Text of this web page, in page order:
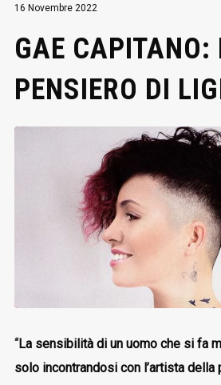
16 Novembre 2022
GAE CAPITANO:
PENSIERO DI
“La sensibilità di un uomo che si fa
solo incontrandosi con l’artista della